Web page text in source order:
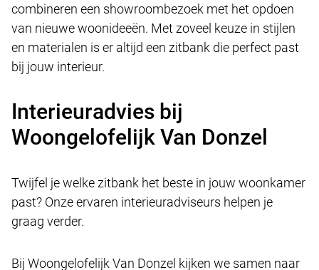
combineren een showroombezoek met het opdoen
van nieuwe woonideeën. Met zoveel keuze in stijlen
en materialen is er altijd een zitbank die perfect past
bij jouw interieur.
Interieuradvies bij
Woongelofelijk Van Donzel
Twijfel je welke zitbank het beste in jouw woonkamer
past? Onze ervaren interieuradviseurs helpen je
graag verder.
Bij Woongelofelijk Van Donzel kijken we samen naar